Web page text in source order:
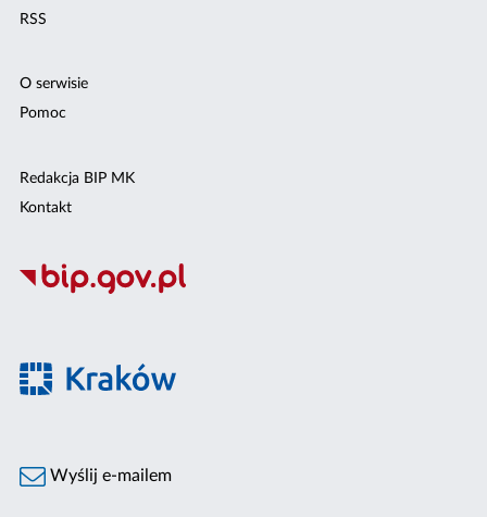
RSS
O serwisie
Pomoc
Redakcja BIP MK
Kontakt
Wyślij e-mailem